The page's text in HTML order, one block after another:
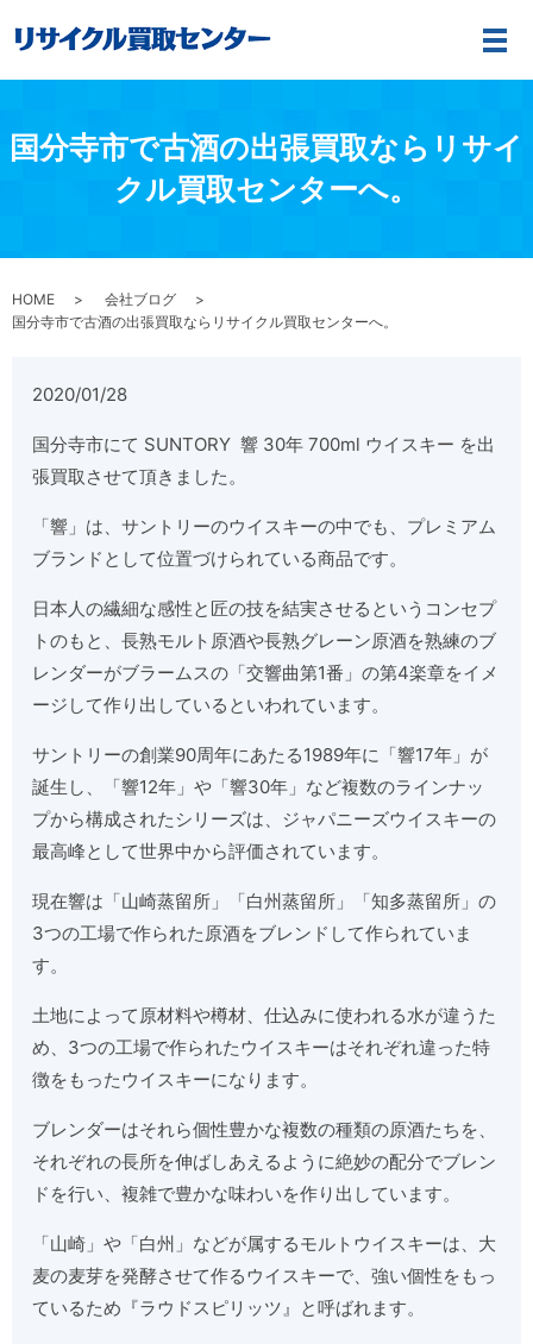
メ
国分寺市で古酒の出張買取ならリサイ
クル買取センターへ。
HOME
会社ブログ
国分寺市で古酒の出張買取ならリサイクル買取センターへ。
2020/01/28
国分寺市にて SUNTORY 響 30年 700ml ウイスキー を出
張買取させて頂きました。
「響」は、サントリーのウイスキーの中でも、プレミアム
ブランドとして位置づけられている商品です。
日本人の繊細な感性と匠の技を結実させるというコンセプ
トのもと、長熟モルト原酒や長熟グレーン原酒を熟練のブ
レンダーがブラームスの「交響曲第1番」の第4楽章をイメ
ージして作り出しているといわれています。
サントリーの創業90周年にあたる1989年に「響17年」が
誕生し、「響12年」や「響30年」など複数のラインナッ
プから構成されたシリーズは、ジャパニーズウイスキーの
最高峰として世界中から評価されています。
現在響は「山崎蒸留所」「白州蒸留所」「知多蒸留所」の
3つの工場で作られた原酒をブレンドして作られていま
す。
土地によって原材料や樽材、仕込みに使われる水が違うた
め、3つの工場で作られたウイスキーはそれぞれ違った特
徴をもったウイスキーになります。
ブレンダーはそれら個性豊かな複数の種類の原酒たちを、
それぞれの長所を伸ばしあえるように絶妙の配分でブレン
ドを行い、複雑で豊かな味わいを作り出しています。
「山崎」や「白州」などが属するモルトウイスキーは、大
麦の麦芽を発酵させて作るウイスキーで、強い個性をもっ
ているため『ラウドスピリッツ』と呼ばれます。